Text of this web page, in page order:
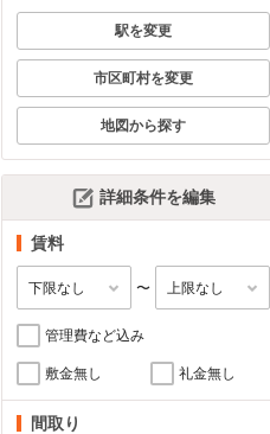
駅を変更
市区町村を変更
地図から探す
詳細条件を編集
賃料
〜
管理費など込み
敷金無し 礼金無し
間取り